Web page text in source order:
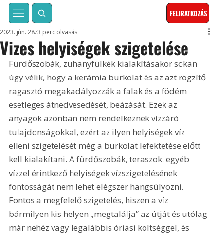
FELIRATKOZÁS
Vizes helyiségek szigetelése
2023. jún. 28. 3 perc olvasás
Fürdőszobák, zuhanyfülkék kialakításakor sokan
úgy vélik, hogy a kerámia burkolat és az azt rögzítő
ragasztó megakadályozzák a falak és a födém
esetleges átnedvesedését, beázását. Ezek az
anyagok azonban nem rendelkeznek vízzáró
tulajdonságokkal, ezért az ilyen helyiségek víz
elleni szigetelését még a burkolat lefektetése előtt
kell kialakítani. A fürdőszobák, teraszok, egyéb
vízzel érintkező helyiségek vízszigetelésének
fontosságát nem lehet elégszer hangsúlyozni.
Fontos a megfelelő szigetelés, hiszen a víz
bármilyen kis helyen „megtalálja” az útját és utólag
már nehéz vagy legalábbis óriási költséggel, és